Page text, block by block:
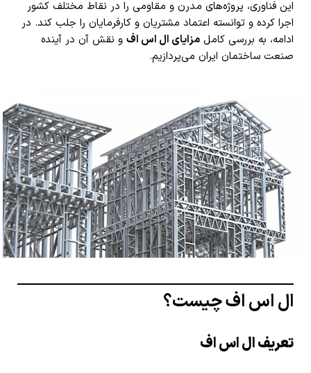
این فناوری، پروژه‌های مدرن و مقاومی را در نقاط مختلف کشور
اجرا کرده و توانسته اعتماد مشتریان و کارفرمایان را جلب کند. در
ادامه، به بررسی کامل مزایای ال اس اف و نقش آن در آینده
صنعت ساختمان ایران می‌پردازیم.
ال اس اف چیست؟
تعریف ال اس اف